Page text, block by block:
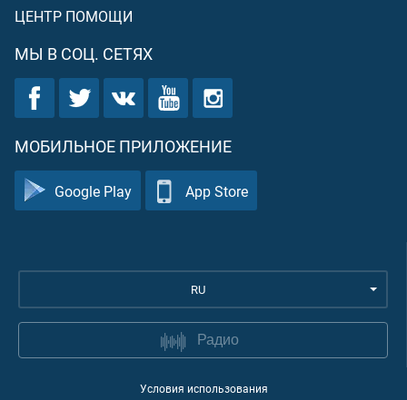
ЦЕНТР ПОМОЩИ
МЫ В СОЦ. СЕТЯХ
МОБИЛЬНОЕ ПРИЛОЖЕНИЕ
Google Play App Store
RU
Радио
Условия использования